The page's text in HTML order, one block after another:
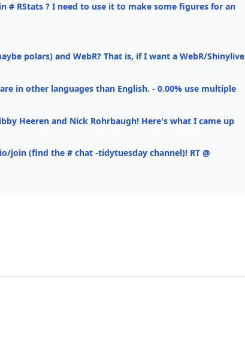
# RStats ? I need to use it to make some figures for an
polars) and WebR? That is, if I want a WebR/Shinylive
in other languages than English. - 0.00% use multiple
Heeren and Nick Rohrbaugh! Here's what I came up
join (find the # chat -tidytuesday channel)! RT @